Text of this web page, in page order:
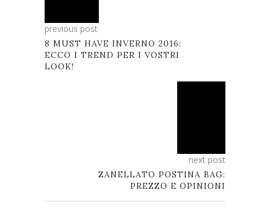
previous post
8 MUST HAVE INVERNO 2016:
ECCO I TREND PER I VOSTRI
LOOK!
next post
ZANELLATO POSTINA BAG:
PREZZO E OPINIONI